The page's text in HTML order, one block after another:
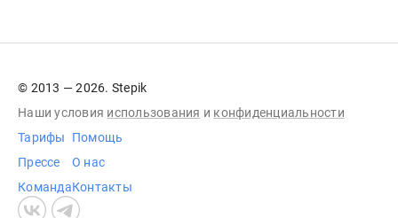
© 2013 — 2026. Stepik
Наши условия использования и конфиденциальности
Тарифы
Прессе
Команда
Помощь
О нас
Контакты